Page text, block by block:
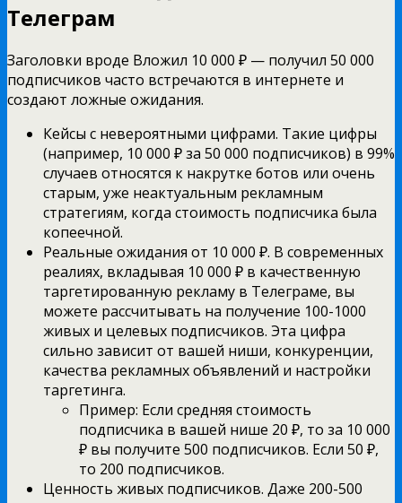
Телеграм
Заголовки вроде Вложил 10 000 ₽ — получил 50 000
подписчиков часто встречаются в интернете и
создают ложные ожидания.
Кейсы с невероятными цифрами. Такие цифры
(например, 10 000 ₽ за 50 000 подписчиков) в 99%
случаев относятся к накрутке ботов или очень
старым, уже неактуальным рекламным
стратегиям, когда стоимость подписчика была
копеечной.
Реальные ожидания от 10 000 ₽. В современных
реалиях, вкладывая 10 000 ₽ в качественную
таргетированную рекламу в Телеграме, вы
можете рассчитывать на получение 100-1000
живых и целевых подписчиков. Эта цифра
сильно зависит от вашей ниши, конкуренции,
качества рекламных объявлений и настройки
таргетинга.
Пример: Если средняя стоимость
подписчика в вашей нише 20 ₽, то за 10 000
₽ вы получите 500 подписчиков. Если 50 ₽,
то 200 подписчиков.
Ценность живых подписчиков. Даже 200-500